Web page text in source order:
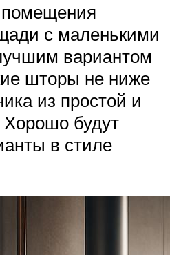
с маленькими
вариантом
шторы не ниже
из простой и
Хорошо будут
в стиле